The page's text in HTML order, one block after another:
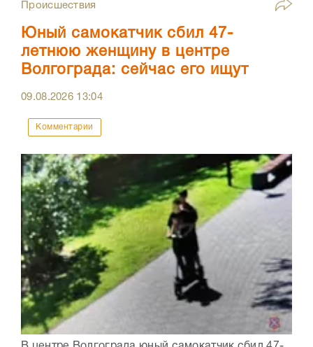
Происшествия
Юный самокатчик сбил 47-
летнюю женщину в центре
Волгограда: сейчас его ищут
09.08.2026 13:04
Комментарии